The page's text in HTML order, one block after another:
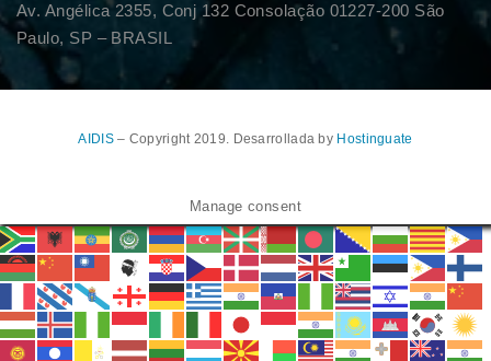
Av. Angélica 2355, Conj 132 Consolação 01227-200 São
Paulo, SP – BRASIL
AIDIS– Copyright 2019. Desarrollada by Hostinguate
Manage consent